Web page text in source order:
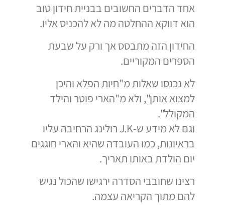
אחד הדברים החשובים בבניית חידון טוב
הוא דווקא ההחלטה מה לא להכניס אליו.
החידון הזה מתבסס אך ורק על שבעת
הספרים המקוריים.
לא נכנסו שאלות מ"חיות הפלא והיכן
למצוא אותן", ולא מ"הארי פוטר והילד
המקולל".
וגם לא מידע ש-J.K רולינג הרחיבה עליו
בראיונות, כמו העובדה שהיא והארי חוגגים
יום הולדת באותו תאריך.
רצינו שחובבי הסדרה ירגישו שהכול נגיש
להם מתוך הקריאה עצמה.